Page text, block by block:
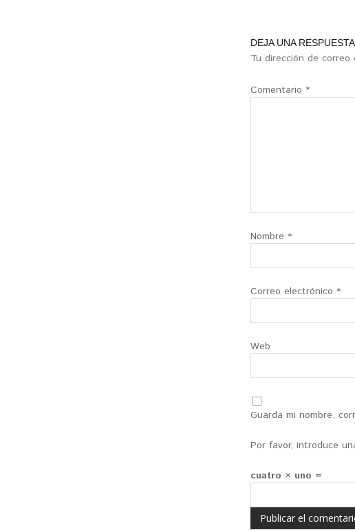
DEJA UNA RESPUESTA
Tu dirección de
Comentario *
Nombre *
Correo electrónico *
Web
Guarda mi nombre,
Por favor, introduce
cuatro × uno =